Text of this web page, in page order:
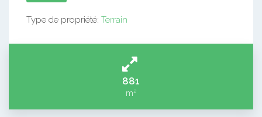
Type de propriété: Terrain
881
m²